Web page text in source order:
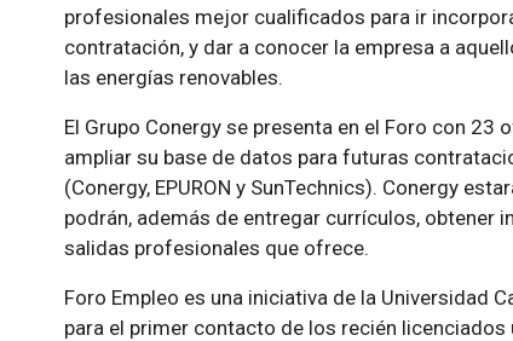
profesionales mejor cualificados para ir
contratación, y dar a conocer la empresa a
las energías renovables.
El Grupo Conergy se presenta en el Foro con
ampliar su base de datos para futuras
(Conergy, EPURON y SunTechnics). Conergy
podrán, además de entregar currículos, obtener
salidas profesionales que ofrece.
Foro Empleo es una iniciativa de la Universidad
para el primer contacto de los recién